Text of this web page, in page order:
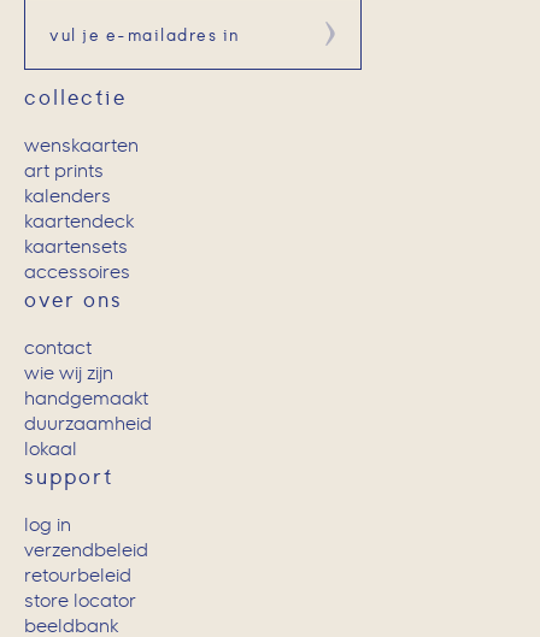
Aanmelden
collectie
wenskaarten
art prints
kalenders
kaartendeck
kaartensets
accessoires
over ons
contact
wie wij zijn
handgemaakt
duurzaamheid
lokaal
support
log in
verzendbeleid
retourbeleid
store locator
beeldbank